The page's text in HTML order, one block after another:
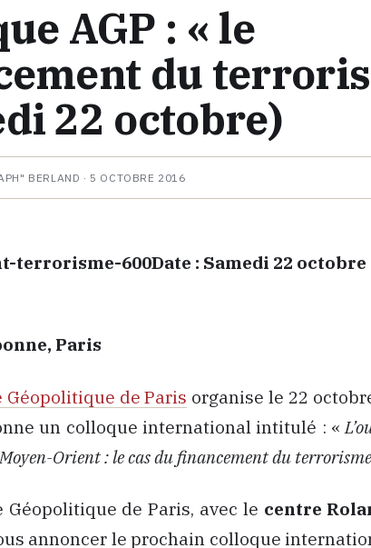
AGP : « le
du
22 octobre)
BERLAND ·5 OCTOBRE 2016
Date : Samedi 22 octobre
Paris
Géopolitique de Paris organise le 22
un colloque international intitulé : «
Orient : le cas du financement du terrorisme
Géopolitique de Paris, avec le centre
annoncer le prochain colloque